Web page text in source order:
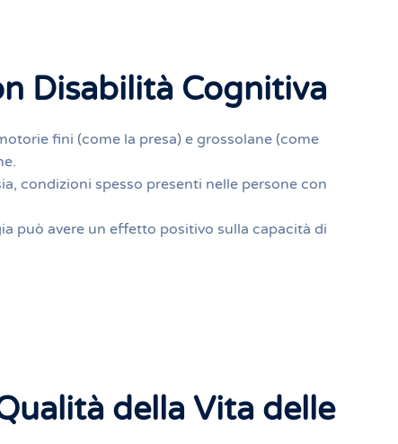
Disabilità Cognitiva
fini (come la presa) e grossolane (come
condizioni spesso presenti nelle persone con
può avere un effetto positivo sulla capacità di
della Vita delle